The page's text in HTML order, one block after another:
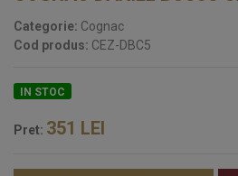
Categorie: Cognac
Cod produs: CEZ-DBC5
IN STOC
Pret: 351 LEI